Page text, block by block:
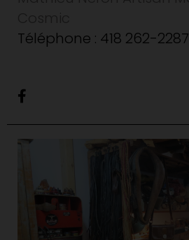
Téléphone : 418 262-2287